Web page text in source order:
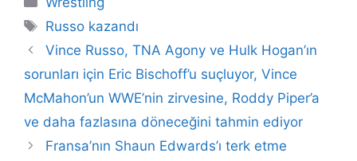
Tags
Russo kazandı
Vince Russo, TNA Agony ve Hulk Hogan’ın
sorunları için Eric Bischoff’u suçluyor, Vince
McMahon’un WWE’nin zirvesine, Roddy Piper’a
ve daha fazlasına döneceğini tahmin ediyor
Fransa’nın Shaun Edwards’ı terk etme